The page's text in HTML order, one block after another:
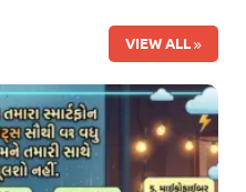
VIEW ALL